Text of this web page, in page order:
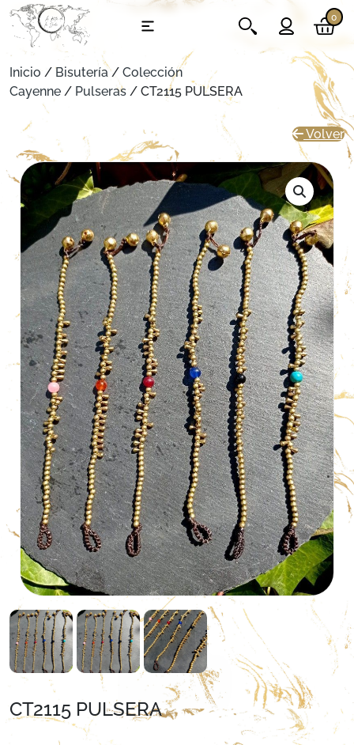
0
Inicio / Bisutería/ Colección
Cayenne / Pulseras / CT2115 PULSERA
Volver
CT2115 PULSERA